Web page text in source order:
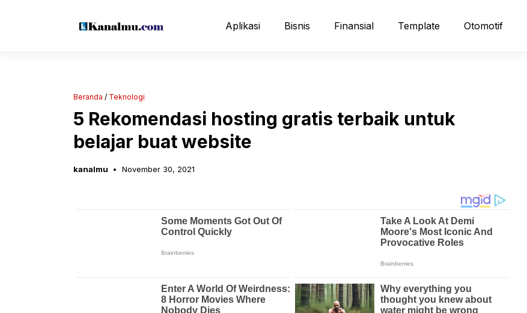
Aplikasi Bisnis Finansial Template Otomotif
Beranda / Teknologi
5 Rekomendasi hosting gratis terbaik untuk
belajar buat website
kanalmu November 30, 2021